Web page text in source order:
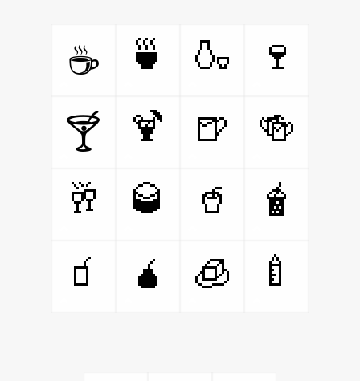
☕ 🍵 🍶
🍷
🍸
🍹 🍺
🍻
🥂
🥃 🥤
🧋
🧃
🧉 🧊 🍼